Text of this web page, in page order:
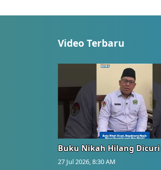
Video Terbaru
Buku Nikah Hilang Dicuri
27 Jul 2026, 8:30 AM